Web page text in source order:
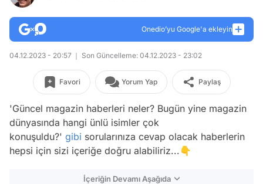
Onedio’yu Google'a ekleyin
04.12.2023 - 20:57 Son Güncelleme: 04.12.2023 - 23:02
Favori Yorum Yap Paylaş
'Güncel magazin haberleri neler? Bugün yine magazin
dünyasında hangi ünlü isimler çok
konuşuldu?' gibi sorularınıza cevap olacak haberlerin
hepsi için sizi içeriğe doğru alabiliriz...👇
İçeriğin Devamı Aşağıda